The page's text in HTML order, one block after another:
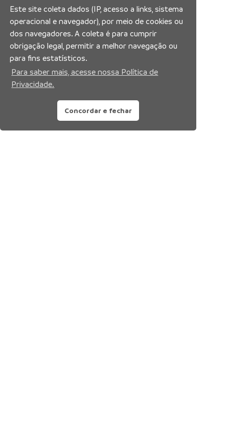
Este site coleta dados (IP, acesso a links, sistema
operacional e navegador), por meio de cookies ou
dos navegadores. A coleta é para cumprir
obrigação legal, permitir a melhor navegação ou
para fins estatísticos.
Para saber mais, acesse nossa Política de
Privacidade.
Concordar e fechar